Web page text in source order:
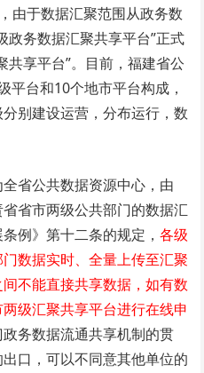
由于数据汇聚范围从政务数
政务数据汇聚共享平台”正式
共享平台”。目前，福建省公
平台和10个地市平台构成，
别建设运营，分布运行，数
省公共数据资源中心，由
省市两级公共部门的数据汇
例》第十二条的规定，各级
数据实时、全量上传至汇聚
不能直接共享数据，如有数
级汇聚共享平台进行在线申
务数据流通共享机制的贯
口，可以不同意其他单位的